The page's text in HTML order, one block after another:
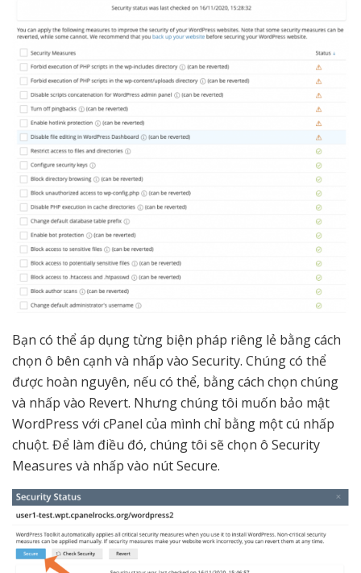
Bạn có thể áp dụng từng biện pháp riêng lẻ bằng cách
chọn ô bên cạnh và nhấp vào Security. Chúng có thể
được hoàn nguyên, nếu có thể, bằng cách chọn chúng
và nhấp vào Revert. Nhưng chúng tôi muốn bảo mật
WordPress với cPanel của mình chỉ bằng một cú nhấp
chuột. Để làm điều đó, chúng tôi sẽ chọn ô Security
Measures và nhấp vào nút Secure.